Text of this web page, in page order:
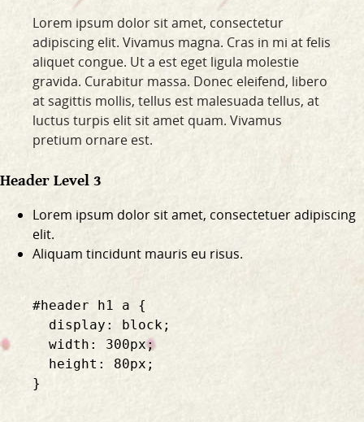
Lorem ipsum dolor sit amet, consectetur
adipiscing elit. Vivamus magna. Cras in mi at felis
aliquet congue. Ut a est eget ligula molestie
gravida. Curabitur massa. Donec eleifend, libero
at sagittis mollis, tellus est malesuada tellus, at
luctus turpis elit sit amet quam. Vivamus
pretium ornare est.
Header Level 3
Lorem ipsum dolor sit amet, consectetuer adipiscing
elit.
Aliquam tincidunt mauris eu risus.
    #header h1 a {
      display: block;
      width: 300px;
      height: 80px;
    }